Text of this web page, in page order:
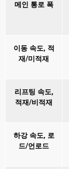
메인 통로 폭
이동 속도, 적
재/미적재
리프팅 속도,
적재/비적재
하강 속도, 로
드/언로드